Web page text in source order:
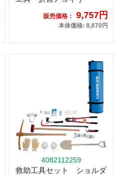
販売価格： 9,757円
本体価格: 8,870円
4082112259
救助工具セット ショルダ